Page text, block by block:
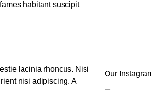
habitant suscipit
lacinia rhoncus. Nisi
nisi adipiscing. A
Our